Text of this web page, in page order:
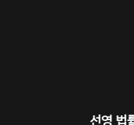
선영 법